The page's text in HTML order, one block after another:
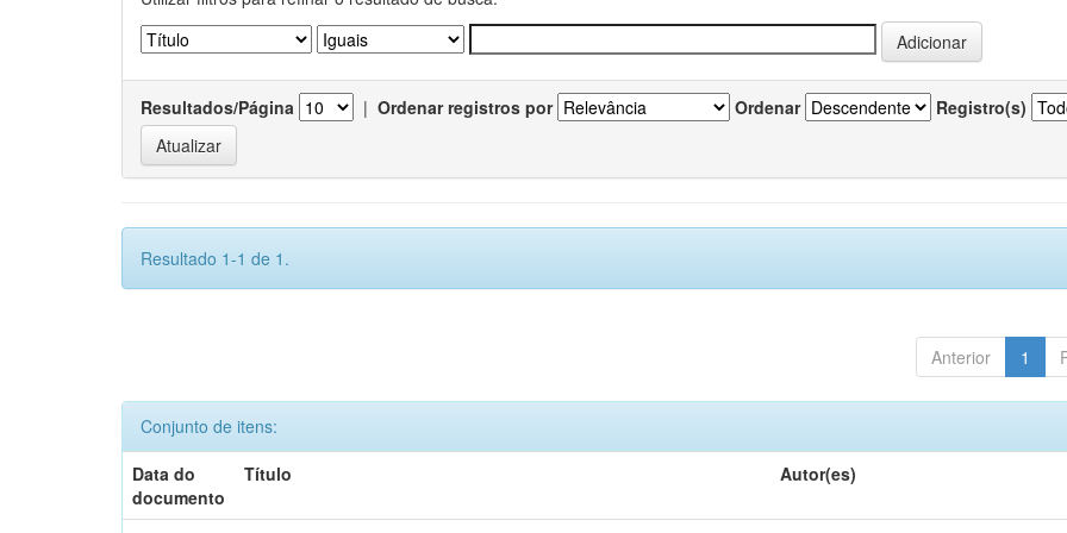
Resultados/Página | Ordenar registros por Ordenar Registro(s)
Resultado 1-1 de 1.
Anterior 1
Conjunto de itens:
Data do
documento
Título Autor(es)